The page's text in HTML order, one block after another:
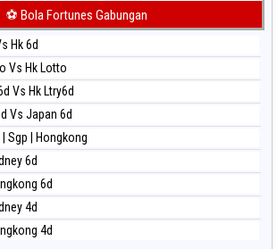
Lari
Cambodia
York Midday
Carolina Day
Day
Paulo
⚽ Bola Fortunes Gabungan
Hk 6d
Vs Hk Lotto
Vs Hk Ltry6d
Vs Japan 6d
Sgp | Hongkong
6d
6d
4d
4d